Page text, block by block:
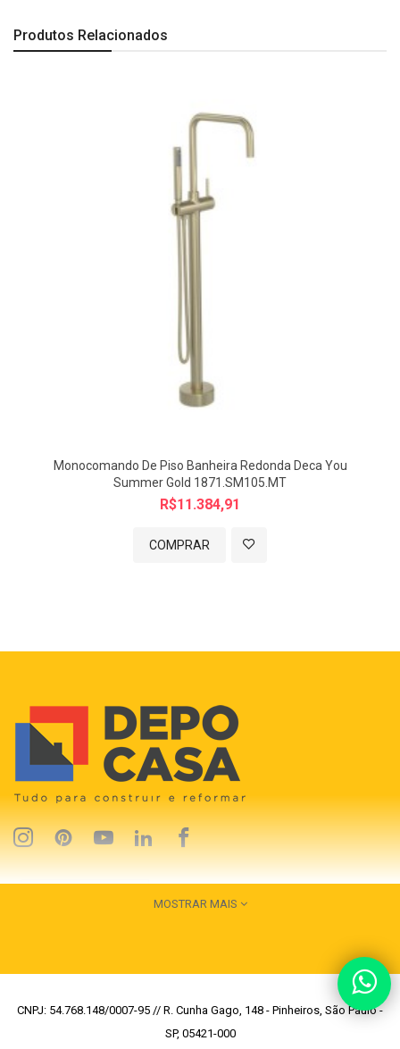
Indicação de uso:
Comprimento: 228 mm| Largura: 50 mm| Altura: 221 mm.
Todas as imagens são meramente ilustrativas.
Produtos Relacionados
Monocomando De Piso Banheira Redonda Deca You
Summer Gold 1871.SM105.MT
R$11.384,91
COMPRAR
MOSTRAR MAIS
CNPJ: 54.768.148/0007-95 // R. Cunha Gago, 148 - Pinheiros, São Paulo -
SP, 05421-000